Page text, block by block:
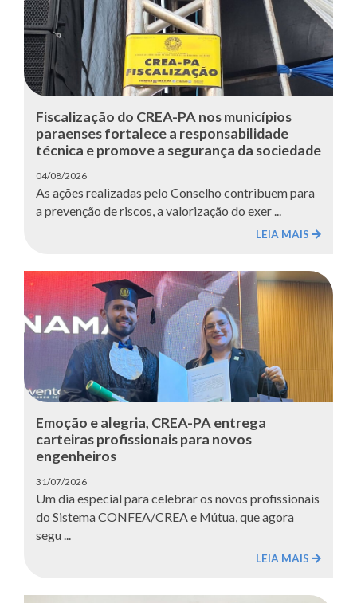
Fiscalização do CREA-PA nos municípios
paraenses fortalece a responsabilidade
técnica e promove a segurança da sociedade
04/08/2026
As ações realizadas pelo Conselho contribuem para
a prevenção de riscos, a valorização do exer ...
LEIA MAIS
Emoção e alegria, CREA-PA entrega
carteiras profissionais para novos
engenheiros
31/07/2026
Um dia especial para celebrar os novos profissionais
do Sistema CONFEA/CREA e Mútua, que agora
segu ...
LEIA MAIS